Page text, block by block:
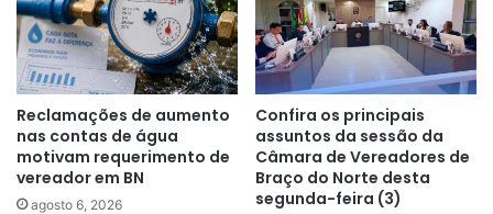
Reclamações de aumento
nas contas de água
motivam requerimento de
vereador em BN
agosto 6, 2026
Confira os principais
assuntos da sessão da
Câmara de Vereadores de
Braço do Norte desta
segunda-feira (3)